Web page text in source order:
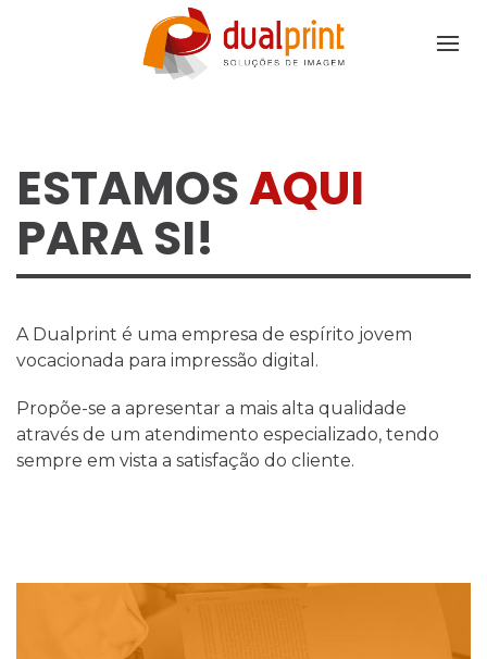
ESTAMOSAQUI
PARA SI!
A Dualprint é uma empresa de espírito jovem
vocacionada para impressão digital.
Propõe-se a apresentar a mais alta qualidade
através de um atendimento especializado, tendo
sempre em vista a satisfação do cliente.